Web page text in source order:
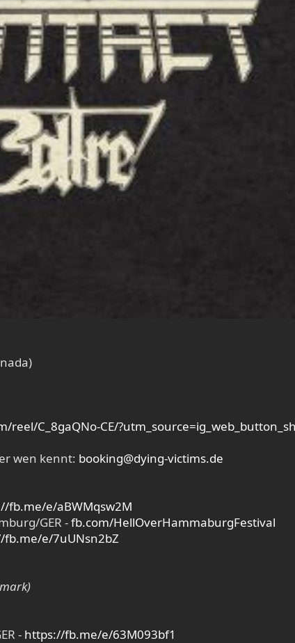
C_8gaQNo-CE/
wen kennt: booking@dying-victims.de
fb.me/e/aBWMqsw2M
GER -fb.com/HellOverHammaburgFestival
fb.me/e/7uUNsn2bZ
- https://fb.me/e/63M093bf1